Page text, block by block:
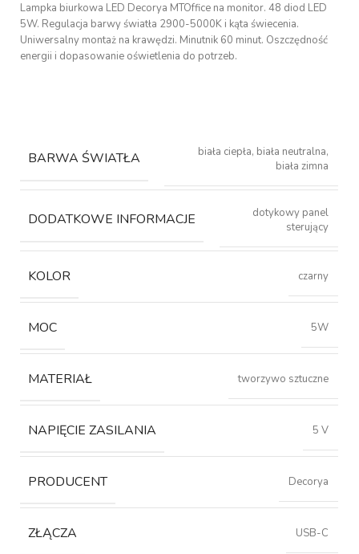
Lampka biurkowa LED Decorya MTOffice na monitor. 48 diod LED
5W. Regulacja barwy światła 2900-5000K i kąta świecenia.
Uniwersalny montaż na krawędzi. Minutnik 60 minut. Oszczędność
energii i dopasowanie oświetlenia do potrzeb.
BARWA ŚWIATŁA
biała ciepła, biała neutralna,
biała zimna
DODATKOWE INFORMACJE
dotykowy panel
sterujący
KOLOR czarny
MOC 5W
MATERIAŁ tworzywo sztuczne
NAPIĘCIE ZASILANIA 5 V
PRODUCENT Decorya
ZŁĄCZA USB-C